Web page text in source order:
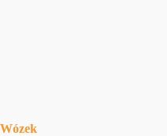
Wózek